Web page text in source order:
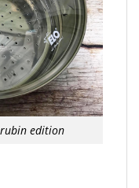
edition